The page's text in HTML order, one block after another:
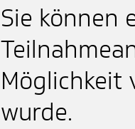
Sie können
Möglichkeit
wurde.